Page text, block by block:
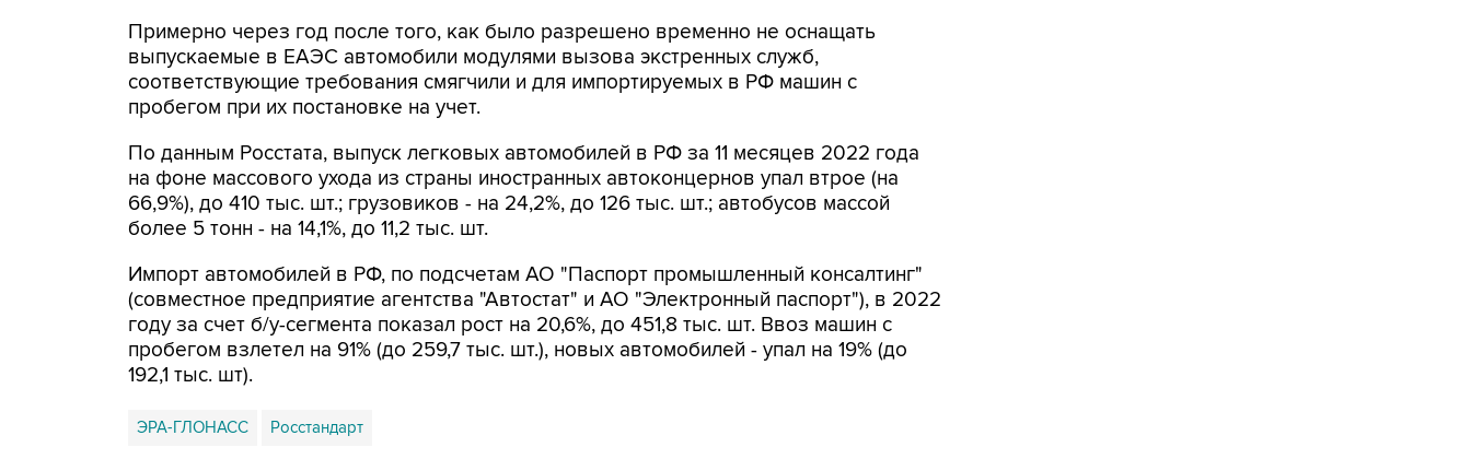
Примерно через год после того, как было разрешено временно не оснащать
выпускаемые в ЕАЭС автомобили модулями вызова экстренных служб,
соответствующие требования смягчили и для импортируемых в РФ машин с
пробегом при их постановке на учет.
По данным Росстата, выпуск легковых автомобилей в РФ за 11 месяцев 2022 года
на фоне массового ухода из страны иностранных автоконцернов упал втрое (на
66,9%), до 410 тыс. шт.; грузовиков - на 24,2%, до 126 тыс. шт.; автобусов массой
более 5 тонн - на 14,1%, до 11,2 тыс. шт.
Импорт автомобилей в РФ, по подсчетам АО "Паспорт промышленный консалтинг"
(совместное предприятие агентства "Автостат" и АО "Электронный паспорт"), в 2022
году за счет б/у-сегмента показал рост на 20,6%, до 451,8 тыс. шт. Ввоз машин с
пробегом взлетел на 91% (до 259,7 тыс. шт.), новых автомобилей - упал на 19% (до
192,1 тыс. шт).
ЭРА-ГЛОНАСС Росстандарт